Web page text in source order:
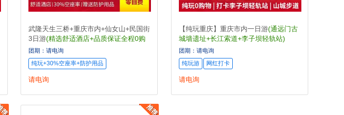
武隆天生三桥+重庆市内+仙女山+民国街
3日游(精选舒适酒店+品质保证全程0购
物0自费)
团期：请电询
纯玩+30%空座率+防护用品
请电询
【纯玩重庆】重庆市内一日游(通远门古
城墙遗址+长江索道+李子坝轻轨站)
团期：请电询
纯玩游
网红打卡
请电询